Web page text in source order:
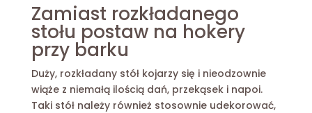
Zamiast rozkładanego
stołu postaw na hokery
przy barku
Duży, rozkładany stół kojarzy się i nieodzownie
wiąże z niemałą ilością dań, przekąsek i napoi.
Taki stół należy również stosownie udekorować,